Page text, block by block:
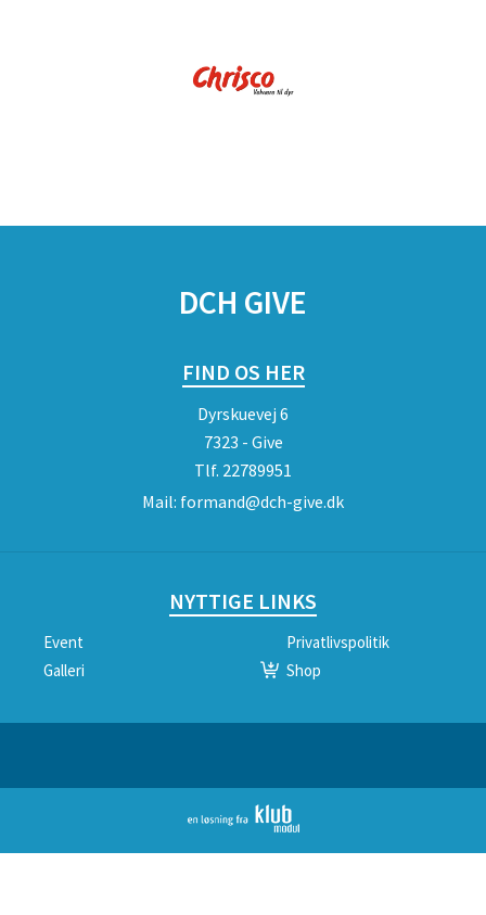
DCH GIVE
FIND OS HER
Dyrskuevej 6
7323 - Give
Tlf. 22789951
Mail: formand@dch-give.dk
NYTTIGE LINKS
Event
Privatlivspolitik
Galleri
Shop